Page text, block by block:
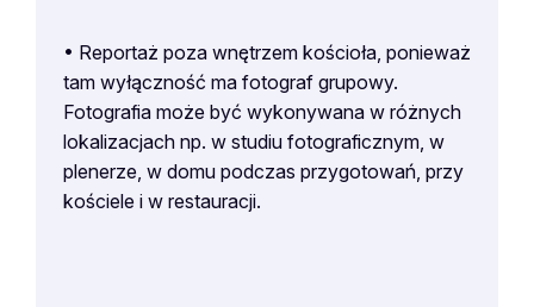
• Reportaż poza wnętrzem kościoła, ponieważ
tam wyłączność ma fotograf grupowy.
Fotografia może być wykonywana w różnych
lokalizacjach np. w studiu fotograficznym, w
plenerze, w domu podczas przygotowań, przy
kościele i w restauracji.